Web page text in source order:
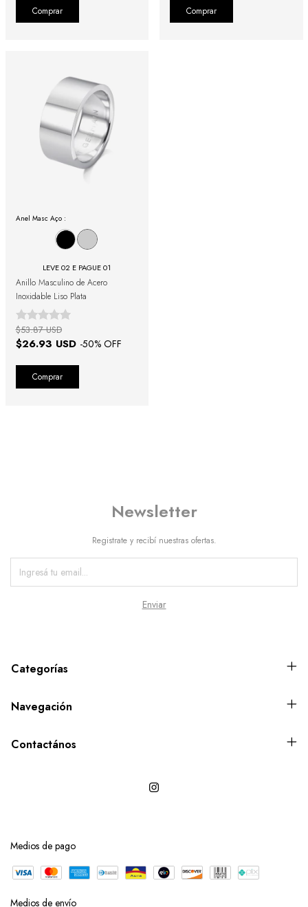
Comprar Comprar
Anel Masc Aço :
LEVE 02 E PAGUE 01
Anillo Masculino de Acero
Inoxidable Liso Plata
$26.93 USD -50% OFF
$53.87 USD
Comprar
Newsletter
Registrate y recibí nuestras ofertas.
Categorías
Navegación
Contactános
Medios de pago
Medios de envío